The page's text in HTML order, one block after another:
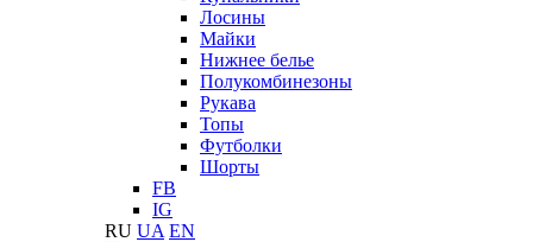
Лосины
Майки
Нижнее белье
Полукомбинезоны
Рукава
Топы
Футболки
Шорты
FB
IG
RU UA EN